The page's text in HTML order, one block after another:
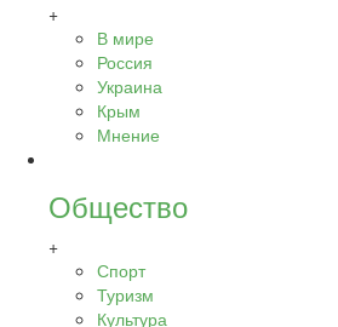
+
В мире
Россия
Украина
Крым
Мнение
Общество
+
Спорт
Туризм
Культура